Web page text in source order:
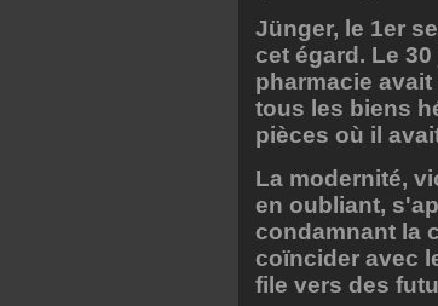
Jünger, le 1er
cet égard. Le
pharmacie
tous les biens
pièces où il
La modernité,
en oubliant,
condamnant la
coïncider avec
file vers des